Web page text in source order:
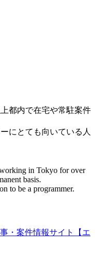
都内で在宅や常駐案件
にとても向いている人
in Tokyo for over
basis.
to be a programmer.
・案件情報サイト【エ